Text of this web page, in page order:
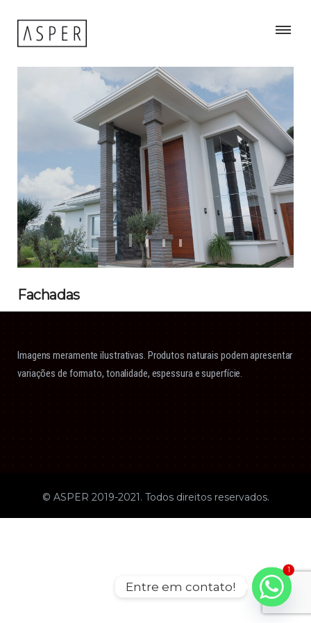
Fachadas
Imagens meramente ilustrativas. Produtos naturais podem apresentar
variações de formato, tonalidade, espessura e superfície.
© ASPER 2019-2021. Todos direitos reservados.
1
Entre em contato!